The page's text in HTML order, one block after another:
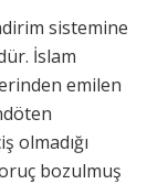
sistemine
İslam
emilen
olmadığı
bozulmuş